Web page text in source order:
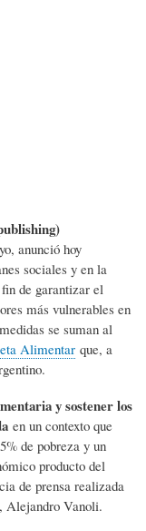
anunció hoy
sociales y en la
de garantizar el
más vulnerables en
se suman al
Alimentar que, a
y sostener los
en un contexto que
de pobreza y un
producto del
de prensa realizada
Alejandro Vanoli.